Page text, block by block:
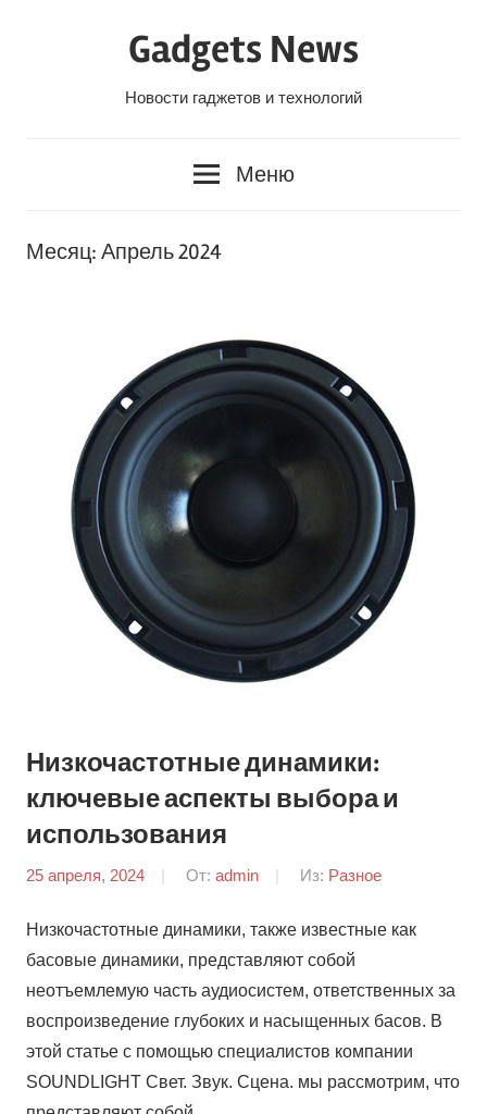
Gadgets News
Новости гаджетов и технологий
Меню
Месяц: Апрель 2024
Низкочастотные динамики:
ключевые аспекты выбора и
использования
25 апреля, 2024 От: admin Из: Разное
Низкочастотные динамики, также известные как
басовые динамики, представляют собой
неотъемлемую часть аудиосистем, ответственных за
воспроизведение глубоких и насыщенных басов. В
этой статье с помощью специалистов компании
SOUNDLIGHT Свет. Звук. Сцена. мы рассмотрим, что